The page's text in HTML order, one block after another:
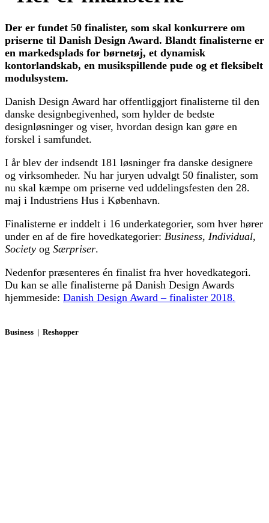
Der er fundet 50 finalister, som skal konkurrere om
priserne til Danish Design Award. Blandt finalisterne er
en markedsplads for børnetøj, et dynamisk
kontorlandskab, en musikspillende pude og et fleksibelt
modulsystem.
Danish Design Award har offentliggjort finalisterne til den
danske designbegivenhed, som hylder de bedste
designløsninger og viser, hvordan design kan gøre en
forskel i samfundet.
I år blev der indsendt 181 løsninger fra danske designere
og virksomheder. Nu har juryen udvalgt 50 finalister, som
nu skal kæmpe om priserne ved uddelingsfesten den 28.
maj i Industriens Hus i København.
Finalisterne er inddelt i 16 underkategorier, som hver hører
under en af de fire hovedkategorier: Business, Individual,
Society og Særpriser.
Nedenfor præsenteres én finalist fra hver hovedkategori.
Du kan se alle finalisterne på Danish Design Awards
hjemmeside: Danish Design Award – finalister 2018.
Business | Reshopper